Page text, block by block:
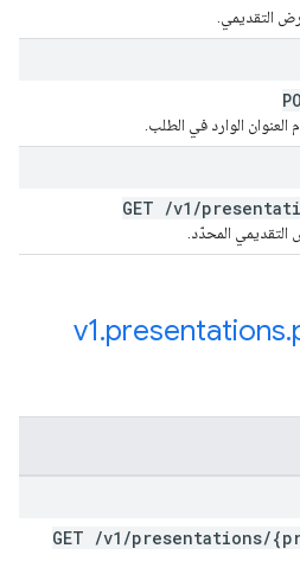
التقديمي.
الوارد في الطلب.
GET /v1 /
المحدّد.
v1.presentations.
GET /v1 /presentations/